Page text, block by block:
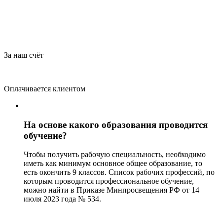
За наш счёт
Оплачивается клиентом
На основе какого образования проводится
обучение?
Чтобы получить рабочую специальность, необходимо
иметь как минимум основное общее образование, то
есть окончить 9 классов. Список рабочих профессий, по
которым проводится профессиональное обучение,
можно найти в Приказе Минпросвещения РФ от 14
июля 2023 года № 534.